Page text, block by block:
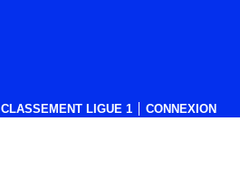
CLASSEMENT LIGUE 1 CONNEXION